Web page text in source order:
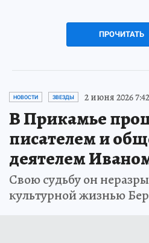
ПРОЧИТАТЬ
НОВОСТИ ЗВЕЗДЫ 2 июня 2026 7:42
В Прикамье
писателем и
деятелем
Свою судьбу он
культурной жизнью